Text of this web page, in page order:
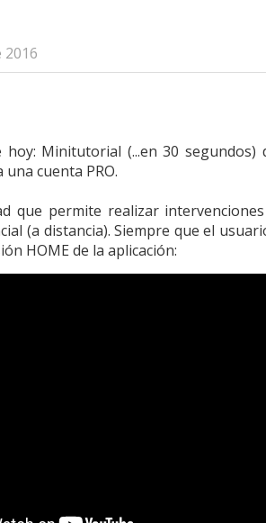
2016
hoy: Minitutorial (...en 30 segundos)
cuenta PRO.
que permite realizar
(a distancia). Siempre que el
HOME de la aplicación: